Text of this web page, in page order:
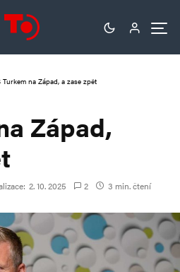
Turkem na Západ, a zase zpět
Západ,
2. 10. 2025 2 3 min. čtení